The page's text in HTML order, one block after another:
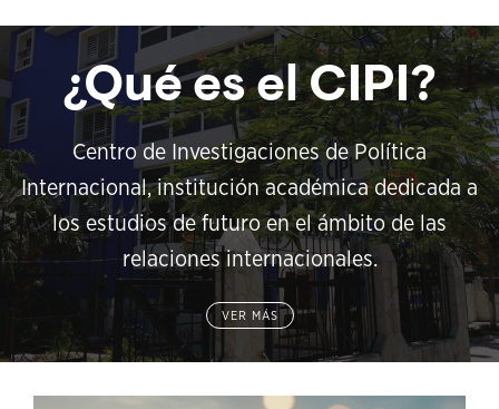
¿Qué es el CIPI?
Centro de Investigaciones de Política
Internacional, institución académica dedicada a
los estudios de futuro en el ámbito de las
relaciones internacionales.
VER MÁS